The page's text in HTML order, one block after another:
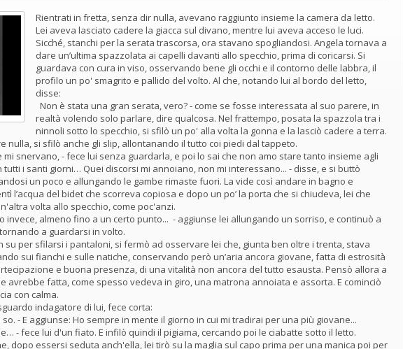
Rientrati in fretta, senza dir nulla, avevano raggiunto insieme la camera da letto.
Lei aveva lasciato cadere la giacca sul divano, mentre lui aveva acceso le luci.
Sicché, stanchi per la serata trascorsa, ora stavano spogliandosi. Angela tornava a
dare un’ultima spazzolata ai capelli davanti allo specchio, prima di coricarsi. Si
guardava con cura in viso, osservando bene gli occhi e il contorno delle labbra, il
profilo un po' smagrito e pallido del volto. Al che, notando lui al bordo del letto,
disse:
Non è stata una gran serata, vero? - come se fosse interessata al suo parere, in
realtà volendo solo parlare, dire qualcosa. Nel frattempo, posata la spazzola tra i
ninnoli sotto lo specchio, si sfilò un po' alla volta la gonna e la lasciò cadere a terra.
nulla, si sfilò anche gli slip, allontanando il tutto coi piedi dal tappeto.
mi snervano, - fece lui senza guardarla, e poi lo sai che non amo stare tanto insieme agli
tutti i santi giorni… Quei discorsi mi annoiano, non mi interessano... - disse, e si buttò
un poco e allungando le gambe rimaste fuori. La vide così andare in bagno e
l’acqua del bidet che scorreva copiosa e dopo un po’ la porta che si chiudeva, lei che
volta allo specchio, come poc'anzi.
invece, almeno fino a un certo punto... - aggiunse lei allungando un sorriso, e continuò a
a guardarsi in volto.
su per sfilarsi i pantaloni, si fermò ad osservare lei che, giunta ben oltre i trenta, stava
sui fianchi e sulle natiche, conservando però un’aria ancora giovane, fatta di estrosità
e buona presenza, di una vitalità non ancora del tutto esausta. Pensò allora a
avrebbe fatta, come spesso vedeva in giro, una matrona annoiata e assorta. E cominciò
con calma.
indagatore di lui, fece corta:
- E aggiunse: Ho sempre in mente il giorno in cui mi tradirai per una più giovane...
- fece lui d'un fiato. E infilò quindi il pigiama, cercando poi le ciabatte sotto il letto.
dopo essersi seduta anch'ella, lei tirò su la maglia sul capo prima per una manica poi per